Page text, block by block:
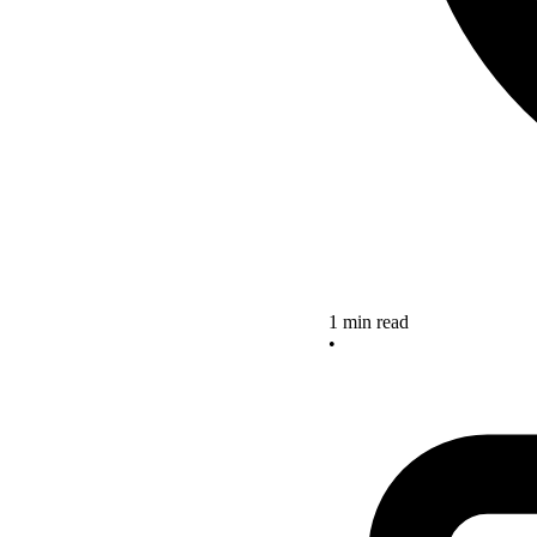
1 min read
•